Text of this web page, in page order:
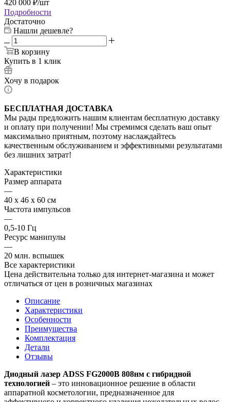
420 000 ₽/шт
Подробности
Достаточно
Нашли дешевле?
В корзину
Купить в 1 клик
Хочу в подарок
БЕСПЛАТНАЯ ДОСТАВКА
Мы рады предложить нашим клиентам бесплатную доставку
и оплату при получении! Мы стремимся сделать ваш опыт
максимально приятным, поэтому наслаждайтесь
качественным обслуживанием и эффективными результатами
без лишних затрат!
Характеристики
Размер аппарата
—
40 х 46 х 60 см
Частота импульсов
—
0,5-10 Гц
Ресурс манипулы
—
20 млн. вспышек
Все характеристики
Цена действительна только для интернет-магазина и может
отличаться от цен в розничных магазинах
Описание
Характеристики
Особенности
Преимущества
Комплектация
Детали
Отзывы
Диодный лазер ADSS FG2000B 808нм с гибридной
технологией – это инновационное решение в области
аппаратной косметологии, предназначенное для